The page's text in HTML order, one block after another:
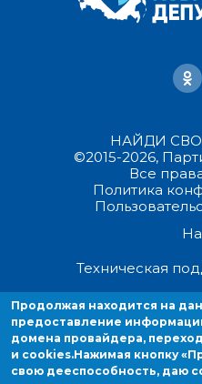
НАЙДИ
©2015-2026,
Все
Политика
Техническая
Продолжая находиться на
предоставление информации
провайдера, переходах с
Продолжая находится на
предоставление
домена провайдера,
и cookies.Нажимая кнопку
свою дееспособность, даю